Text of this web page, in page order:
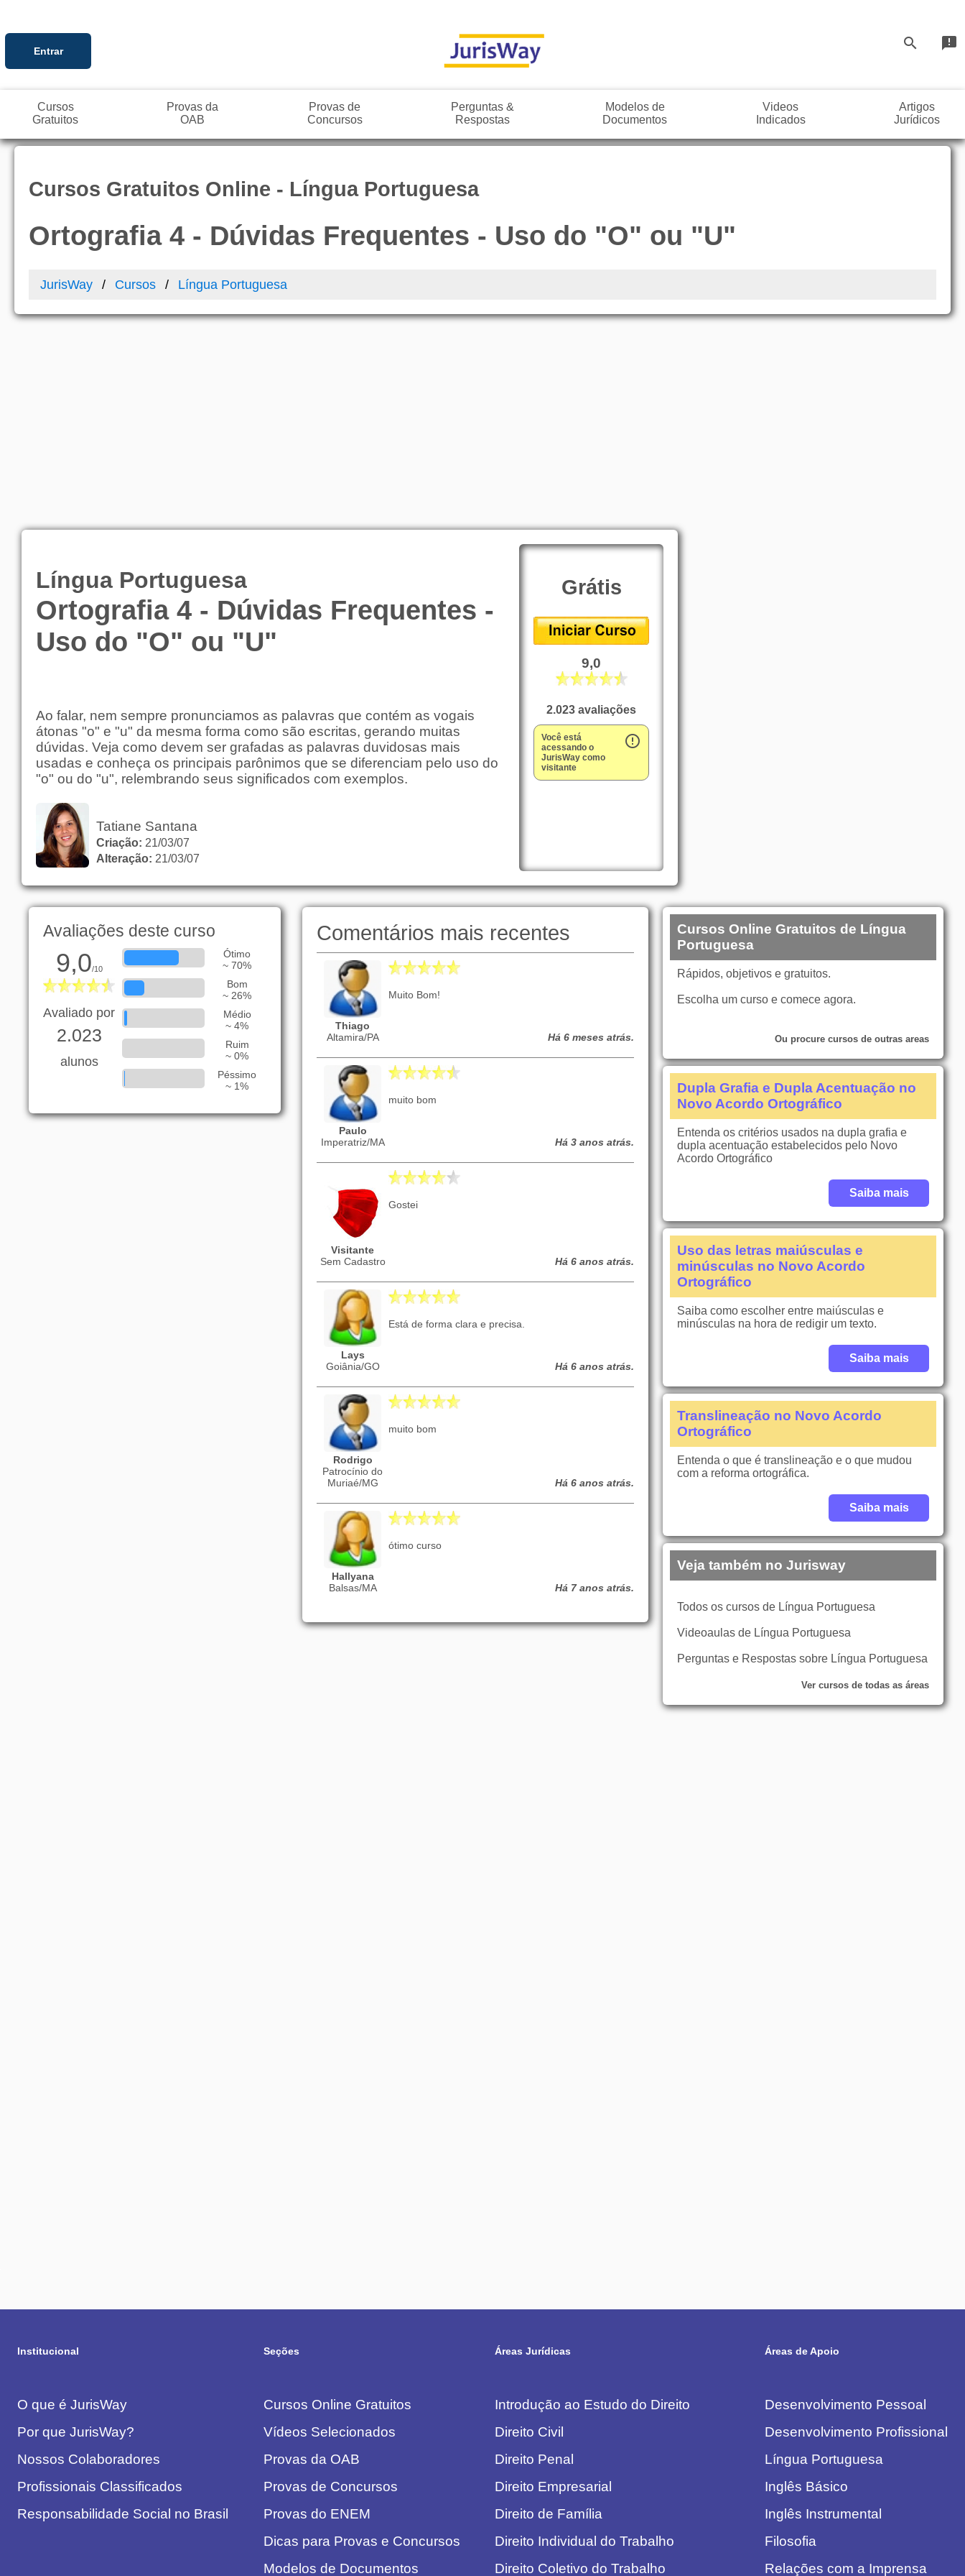
Entrar search announcement
Cursos
Gratuitos
Provas da
OAB
Provas de
Concursos
Perguntas &
Respostas
Modelos de
Documentos
Videos
Indicados
Artigos
Jurídicos
Cursos Gratuitos Online - Língua Portuguesa
Ortografia 4 - Dúvidas Frequentes - Uso do "O" ou "U"
JurisWay Cursos Língua Portuguesa
Língua Portuguesa
Ortografia 4 - Dúvidas Frequentes -
Uso do "O" ou "U"
Ao falar, nem sempre pronunciamos as palavras que contém as vogais
átonas "o" e "u" da mesma forma como são escritas, gerando muitas
dúvidas. Veja como devem ser grafadas as palavras duvidosas mais
usadas e conheça os principais parônimos que se diferenciam pelo uso do
"o" ou do "u", relembrando seus significados com exemplos.
Tatiane Santana
Criação: 21/03/07
Alteração: 21/03/07
Grátis
9,0
2.023 avaliações
error_outline
Você está
acessando o
JurisWay como
visitante
Avaliações deste curso
9,0/10
Avaliado por
2.023
alunos
Ótimo
~ 70%
Bom
~ 26%
Médio
~ 4%
Ruim
~ 0%
Péssimo
~ 1%
Comentários mais recentes
Thiago
Altamira/PA
Muito Bom!
Há 6 meses atrás.
Paulo
Imperatriz/MA
muito bom
Há 3 anos atrás.
Visitante
Sem Cadastro
Gostei
Há 6 anos atrás.
Lays
Goiânia/GO
Está de forma clara e precisa.
Há 6 anos atrás.
Rodrigo
Patrocínio do
Muriaé/MG
muito bom
Há 6 anos atrás.
Hallyana
Balsas/MA
ótimo curso
Há 7 anos atrás.
Cursos Online Gratuitos de Língua
Portuguesa
Rápidos, objetivos e gratuitos.
Escolha um curso e comece agora.
Ou procure cursos de outras areas
Dupla Grafia e Dupla Acentuação no
Novo Acordo Ortográfico
Entenda os critérios usados na dupla grafia e
dupla acentuação estabelecidos pelo Novo
Acordo Ortográfico
Saiba mais
Uso das letras maiúsculas e
minúsculas no Novo Acordo
Ortográfico
Saiba como escolher entre maiúsculas e
minúsculas na hora de redigir um texto.
Saiba mais
Translineação no Novo Acordo
Ortográfico
Entenda o que é translineação e o que mudou
com a reforma ortográfica.
Saiba mais
Veja também no Jurisway
Todos os cursos de Língua Portuguesa
Videoaulas de Língua Portuguesa
Perguntas e Respostas sobre Língua Portuguesa
Ver cursos de todas as áreas
Institucional
O que é JurisWay
Por que JurisWay?
Nossos Colaboradores
Profissionais Classificados
Responsabilidade Social no Brasil
Seções
Cursos Online Gratuitos
Vídeos Selecionados
Provas da OAB
Provas de Concursos
Provas do ENEM
Dicas para Provas e Concursos
Modelos de Documentos
Áreas Jurídicas
Introdução ao Estudo do Direito
Direito Civil
Direito Penal
Direito Empresarial
Direito de Família
Direito Individual do Trabalho
Direito Coletivo do Trabalho
Áreas de Apoio
Desenvolvimento Pessoal
Desenvolvimento Profissional
Língua Portuguesa
Inglês Básico
Inglês Instrumental
Filosofia
Relações com a Imprensa